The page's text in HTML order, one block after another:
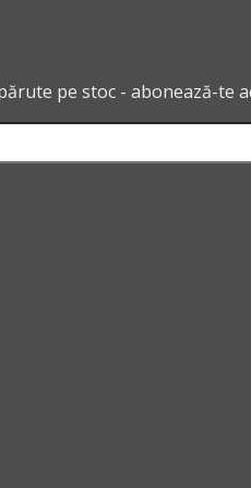
pe stoc - abonează-te